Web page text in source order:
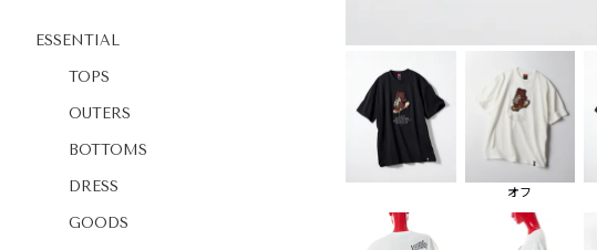
ESSENTIAL
TOPS
OUTERS
BOTTOMS
DRESS
GOODS
オフ